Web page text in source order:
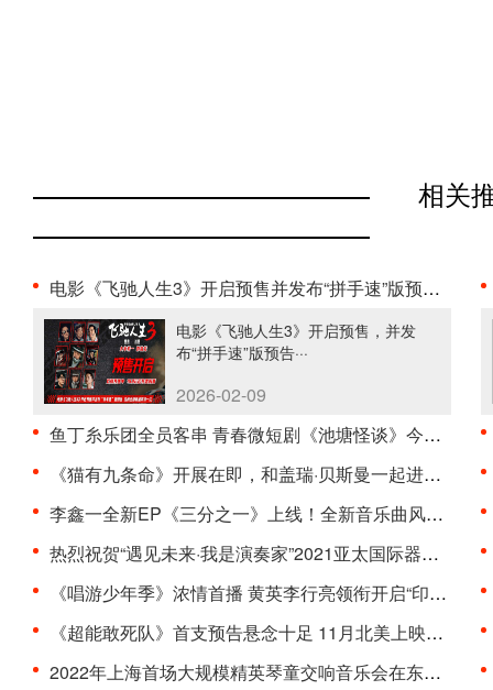
相关
电影《飞驰人生3》开启预售并发布“拼手速”版预告 ···
电影《飞驰人生3》开启预售，并发
布“拼手速”版预告···
2026-02-09
鱼丁糸乐团全员客串 青春微短剧《池塘怪谈》今日正式···
《猫有九条命》开展在即，和盖瑞·贝斯曼一起进入奇···
李鑫一全新EP《三分之一》上线！全新音乐曲风，寻求···
热烈祝贺“遇见未来·我是演奏家”2021亚太国际器乐···
《唱游少年季》浓情首播 黄英李行亮领衔开启“印象式···
《超能敢死队》首支预告悬念十足 11月北美上映引期待···
2022年上海首场大规模精英琴童交响音乐会在东方艺术···